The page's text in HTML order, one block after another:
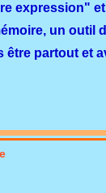
expression"
un outil
être partout et